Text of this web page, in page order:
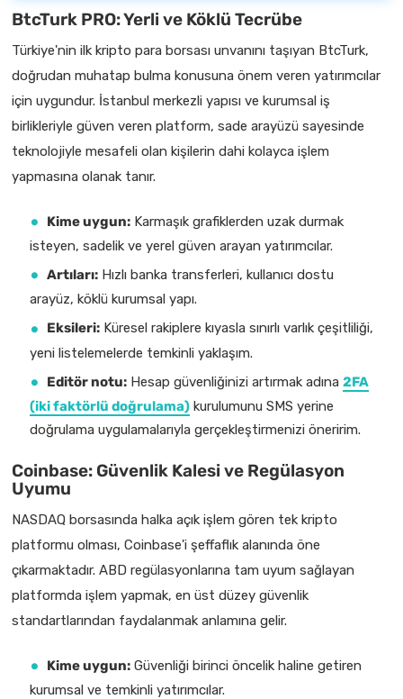
BtcTurk PRO: Yerli ve Köklü Tecrübe
Türkiye'nin ilk kripto para borsası unvanını taşıyan BtcTurk,
doğrudan muhatap bulma konusuna önem veren yatırımcılar
için uygundur. İstanbul merkezli yapısı ve kurumsal iş
birlikleriyle güven veren platform, sade arayüzü sayesinde
teknolojiyle mesafeli olan kişilerin dahi kolayca işlem
yapmasına olanak tanır.
Kime uygun: Karmaşık grafiklerden uzak durmak
isteyen, sadelik ve yerel güven arayan yatırımcılar.
Artıları: Hızlı banka transferleri, kullanıcı dostu
arayüz, köklü kurumsal yapı.
Eksileri: Küresel rakiplere kıyasla sınırlı varlık çeşitliliği,
yeni listelemelerde temkinli yaklaşım.
Editör notu: Hesap güvenliğinizi artırmak adına 2FA
(iki faktörlü doğrulama) kurulumunu SMS yerine
doğrulama uygulamalarıyla gerçekleştirmenizi öneririm.
Coinbase: Güvenlik Kalesi ve Regülasyon
Uyumu
NASDAQ borsasında halka açık işlem gören tek kripto
platformu olması, Coinbase'i şeffaflık alanında öne
çıkarmaktadır. ABD regülasyonlarına tam uyum sağlayan
platformda işlem yapmak, en üst düzey güvenlik
standartlarından faydalanmak anlamına gelir.
Kime uygun: Güvenliği birinci öncelik haline getiren
kurumsal ve temkinli yatırımcılar.